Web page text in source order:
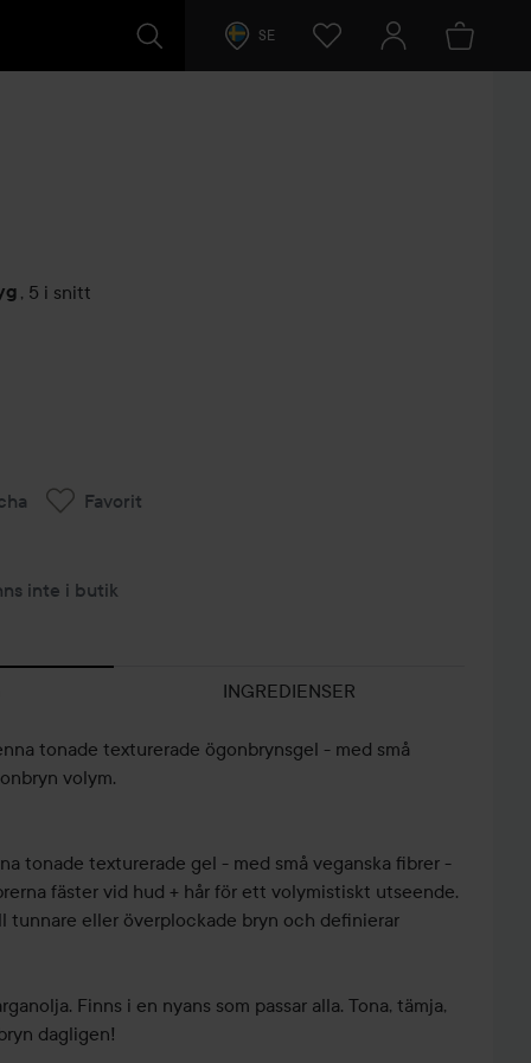
SE
, 5 i snitt
Favorit
inte i butik
INGREDIENSER
tonade texturerade ögonbrynsgel - med små
volym.
tonade texturerade gel - med små veganska fibrer -
fäster vid hud + hår för ett volymistiskt utseende.
eller överplockade bryn och definierar
Finns i en nyans som passar alla. Tona, tämja,
dagligen!